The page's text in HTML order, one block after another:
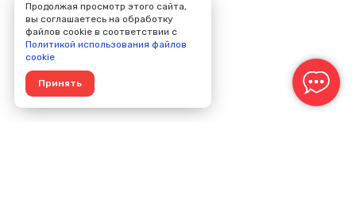
Продолжая просмотр этого сайта,
вы соглашаетесь на обработку
файлов cookie в соответствии с
Политикой использования файлов
cookie
Принять